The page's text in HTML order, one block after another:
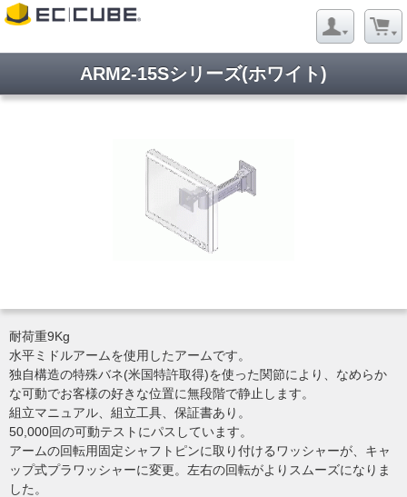
ARM2-15Sシリーズ(ホワイト)
耐荷重9Kg
水平ミドルアームを使用したアームです。
独自構造の特殊バネ(米国特許取得)を使った関節により、なめらか
な可動でお客様の好きな位置に無段階で静止します。
組立マニュアル、組立工具、保証書あり。
50,000回の可動テストにパスしています。
アームの回転用固定シャフトピンに取り付けるワッシャーが、キャ
ップ式プラワッシャーに変更。左右の回転がよりスムーズになりま
した。